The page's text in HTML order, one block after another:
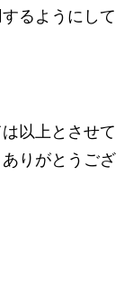
るようにして
以上とさせて
りがとうござ